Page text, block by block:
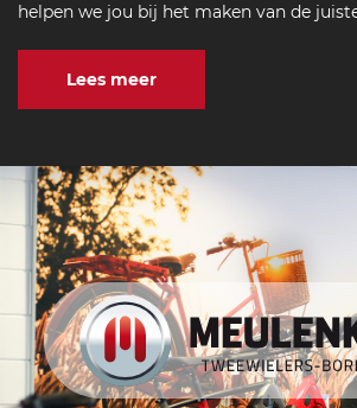
helpen we jou bij het maken van de
Lees meer